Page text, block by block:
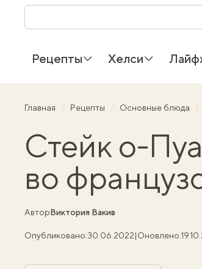
Рецепты Хелси
Главная Рецепты Основные блюда
Стейк о-
во
АвторВиктория Вакив
Опубликовано:30.06.2022|Оновлено: